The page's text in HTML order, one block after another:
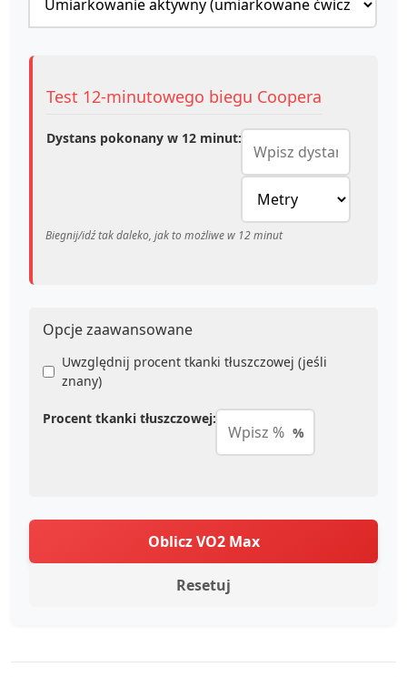
Test 12-minutowego biegu Coopera
Dystans pokonany w 12 minut:
Biegnij/idź tak daleko, jak to możliwe w 12 minut
Opcje zaawansowane
Uwzględnij procent tkanki tłuszczowej (jeśli
znany)
Procent tkanki tłuszczowej:
%
Oblicz VO2 Max
Resetuj